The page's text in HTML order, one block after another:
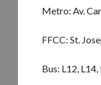
Metro: Av.
FFCC: St.
Bus: L12,